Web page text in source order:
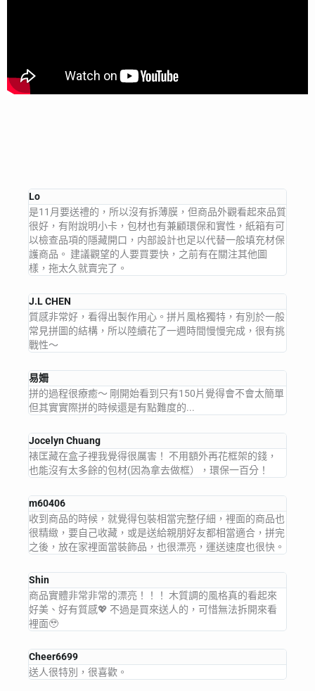
Lo
是11月要送禮的，所以沒有拆薄膜，但商品外觀看起來品質
很好，有附說明小卡，包材也有兼顧環保和實性，紙箱有可
以檢查品項的隱藏開口，内部設計也足以代替一般填充材保
護商品。 建議觀望的人要買要快，之前有在關注其他圖
樣，拖太久就賣完了。
J.L CHEN
質感非常好，看得出製作用心。拼片風格獨特，有別於一般
常見拼圖的結構，所以陸續花了一週時間慢慢完成，很有挑
戰性～
易姍
拼的過程很療癒～ 剛開始看到只有150片覺得會不會太簡單
但其實實際拼的時候還是有點難度的...
Jocelyn Chuang
裱匡藏在盒子裡我覺得很厲害！ 不用額外再花框架的錢，
也能沒有太多餘的包材(因為拿去做框），環保一百分！
m60406
收到商品的時候，就覺得包裝相當完整仔細，裡面的商品也
很精緻，要自己收藏，或是送給親朋好友都相當適合，拼完
之後，放在家裡面當裝飾品，也很漂亮，運送速度也很快。
Shin
商品實體非常非常的漂亮！！！ 木質調的風格真的看起來
好美、好有質感💖 不過是買來送人的，可惜無法拆開來看
裡面🥹
Cheer6699
送人很特別，很喜歡。